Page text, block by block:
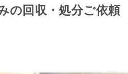
の回収・処分ご依